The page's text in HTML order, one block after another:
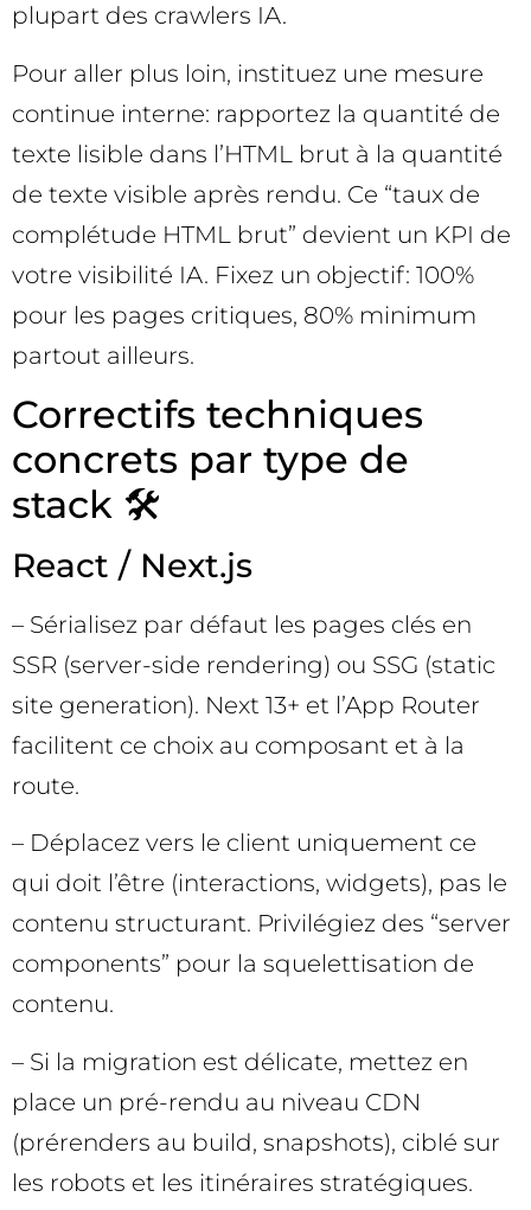
plupart des crawlers IA.
Pour aller plus loin, instituez une mesure
continue interne: rapportez la quantité de
texte lisible dans l’HTML brut à la quantité
de texte visible après rendu. Ce “taux de
complétude HTML brut” devient un KPI de
votre visibilité IA. Fixez un objectif: 100%
pour les pages critiques, 80% minimum
partout ailleurs.
Correctifs techniques
concrets par type de
stack 🛠️
React / Next.js
– Sérialisez par défaut les pages clés en
SSR (server-side rendering) ou SSG (static
site generation). Next 13+ et l’App Router
facilitent ce choix au composant et à la
route.
– Déplacez vers le client uniquement ce
qui doit l’être (interactions, widgets), pas le
contenu structurant. Privilégiez des “server
components” pour la squelettisation de
contenu.
– Si la migration est délicate, mettez en
place un pré-rendu au niveau CDN
(prérenders au build, snapshots), ciblé sur
les robots et les itinéraires stratégiques.